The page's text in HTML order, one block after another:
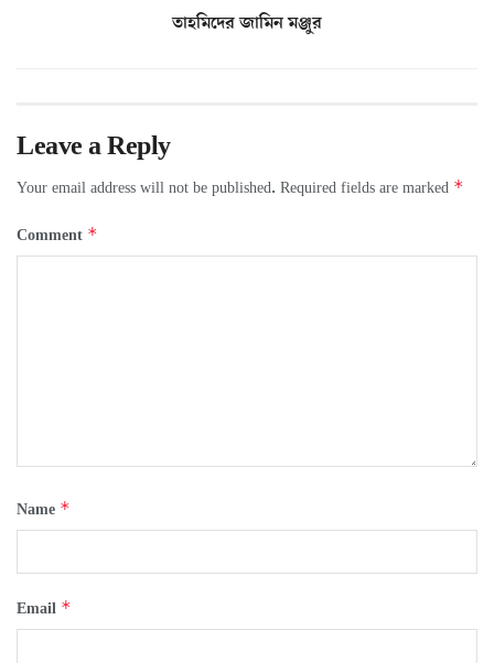
তাহমিদের জামিন মঞ্জুর
Leave a Reply
Your email address will not be published. Required fields are marked *
Comment *
Name *
Email *